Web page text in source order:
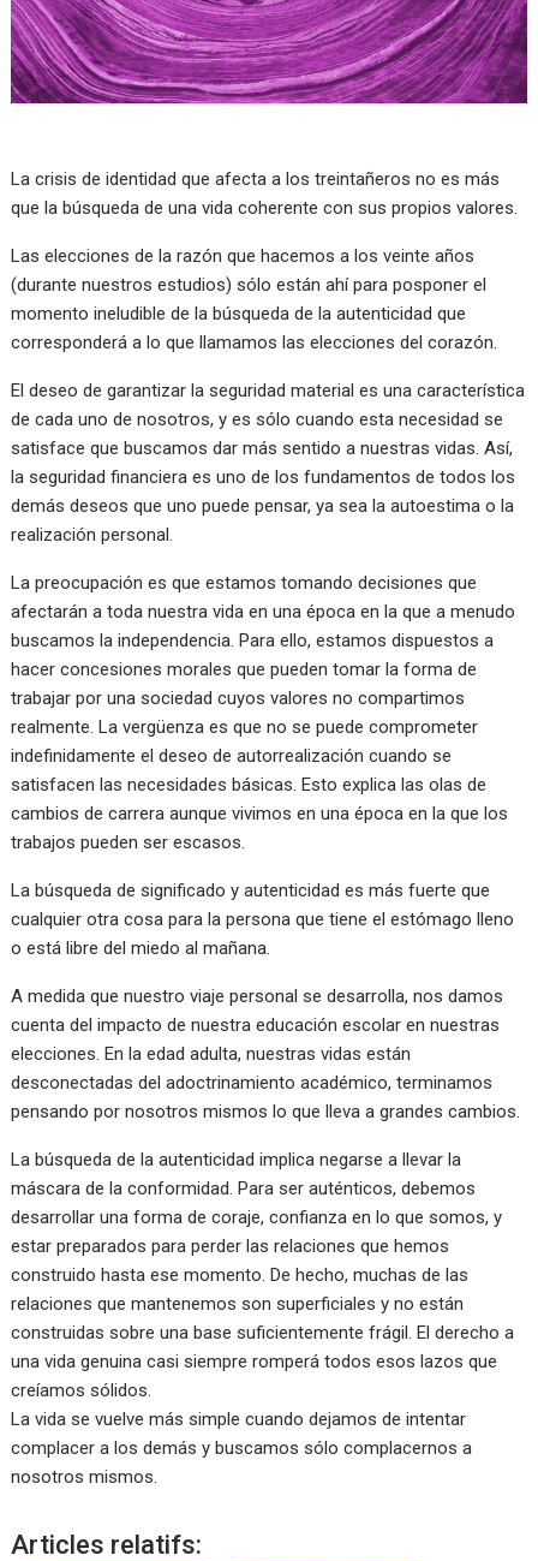
La crisis de identidad que afecta a los treintañeros no es más
que la búsqueda de una vida coherente con sus propios valores.
Las elecciones de la razón que hacemos a los veinte años
(durante nuestros estudios) sólo están ahí para posponer el
momento ineludible de la búsqueda de la autenticidad que
corresponderá a lo que llamamos las elecciones del corazón.
El deseo de garantizar la seguridad material es una característica
de cada uno de nosotros, y es sólo cuando esta necesidad se
satisface que buscamos dar más sentido a nuestras vidas. Así,
la seguridad financiera es uno de los fundamentos de todos los
demás deseos que uno puede pensar, ya sea la autoestima o la
realización personal.
La preocupación es que estamos tomando decisiones que
afectarán a toda nuestra vida en una época en la que a menudo
buscamos la independencia. Para ello, estamos dispuestos a
hacer concesiones morales que pueden tomar la forma de
trabajar por una sociedad cuyos valores no compartimos
realmente. La vergüenza es que no se puede comprometer
indefinidamente el deseo de autorrealización cuando se
satisfacen las necesidades básicas. Esto explica las olas de
cambios de carrera aunque vivimos en una época en la que los
trabajos pueden ser escasos.
La búsqueda de significado y autenticidad es más fuerte que
cualquier otra cosa para la persona que tiene el estómago lleno
o está libre del miedo al mañana.
A medida que nuestro viaje personal se desarrolla, nos damos
cuenta del impacto de nuestra educación escolar en nuestras
elecciones. En la edad adulta, nuestras vidas están
desconectadas del adoctrinamiento académico, terminamos
pensando por nosotros mismos lo que lleva a grandes cambios.
La búsqueda de la autenticidad implica negarse a llevar la
máscara de la conformidad. Para ser auténticos, debemos
desarrollar una forma de coraje, confianza en lo que somos, y
estar preparados para perder las relaciones que hemos
construido hasta ese momento. De hecho, muchas de las
relaciones que mantenemos son superficiales y no están
construidas sobre una base suficientemente frágil. El derecho a
una vida genuina casi siempre romperá todos esos lazos que
creíamos sólidos.
La vida se vuelve más simple cuando dejamos de intentar
complacer a los demás y buscamos sólo complacernos a
nosotros mismos.
Articles relatifs: